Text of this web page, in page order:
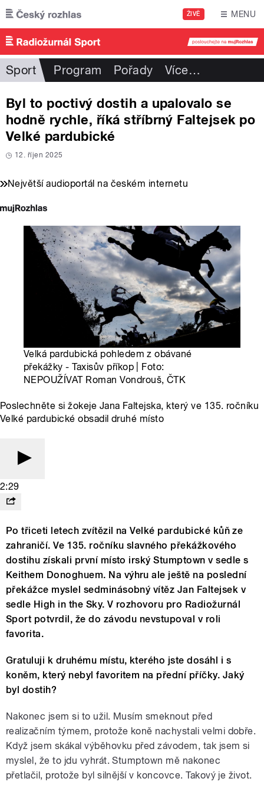
Přejít k hlavnímu obsahu
ŽIVĚ MENU
Sport Program Pořady Více…
Byl to poctivý dostih a upalovalo se
hodně rychle, říká stříbrný Faltejsek po
Velké pardubické
12. říjen 2025
Největší audioportál na českém internetu
Velká pardubická pohledem z obávané
překážky - Taxisův příkop | Foto:
NEPOUŽÍVAT Roman Vondrouš, ČTK
Poslechněte si žokeje Jana Faltejska, který ve 135. ročníku
Velké pardubické obsadil druhé místo
2:29
Po třiceti letech zvítězil na Velké pardubické kůň ze
zahraničí. Ve 135. ročníku slavného překážkového
dostihu získali první místo irský Stumptown v sedle s
Keithem Donoghuem. Na výhru ale ještě na poslední
překážce myslel sedminásobný vítěz Jan Faltejsek v
sedle High in the Sky. V rozhovoru pro Radiožurnál
Sport potvrdil, že do závodu nevstupoval v roli
favorita.
Gratuluji k druhému místu, kterého jste dosáhl i s
koněm, který nebyl favoritem na přední příčky. Jaký
byl dostih?
Nakonec jsem si to užil. Musím smeknout před
realizačním týmem, protože koně nachystali velmi dobře.
Když jsem skákal výběhovku před závodem, tak jsem si
myslel, že to jdu vyhrát. Stumptown mě nakonec
přetlačil, protože byl silnější v koncovce. Takový je život.